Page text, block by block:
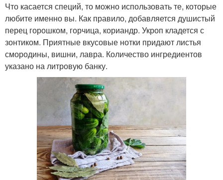
Что касается специй, то можно использовать те, которые
любите именно вы. Как правило, добавляется душистый
перец горошком, горчица, кориандр. Укроп кладется с
зонтиком. Приятные вкусовые нотки придают листья
смородины, вишни, лавра. Количество ингредиентов
указано на литровую банку.